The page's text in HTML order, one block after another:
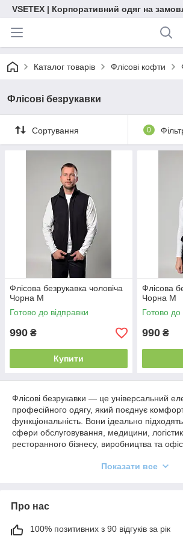
VSETEX | Корпоративний одяг на
Каталог товарів Флісові кофти
Флісові безрукавки
Сортування 0
Флісова безрукавка чоловіча
Чорна M
Готово до відправки
990 ₴
Купити
Флісова
Чорна M
Готово до
990 ₴
Флісові безрукавки — це універсальний
професійного одягу, який поєднує
функціональність. Вони ідеально
сфери обслуговування, медицини,
ресторанного бізнесу, виробництва та
активно використовуються як частина
прохолодних приміщеннях або під час
дозволяють персоналу залишатися
Показати все
Про нас
100% позитивних з 90 відгуків за рік